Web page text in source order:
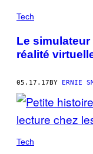
Tech
Le simulateur
réalité
05.17.17BY ERNIE
Tech